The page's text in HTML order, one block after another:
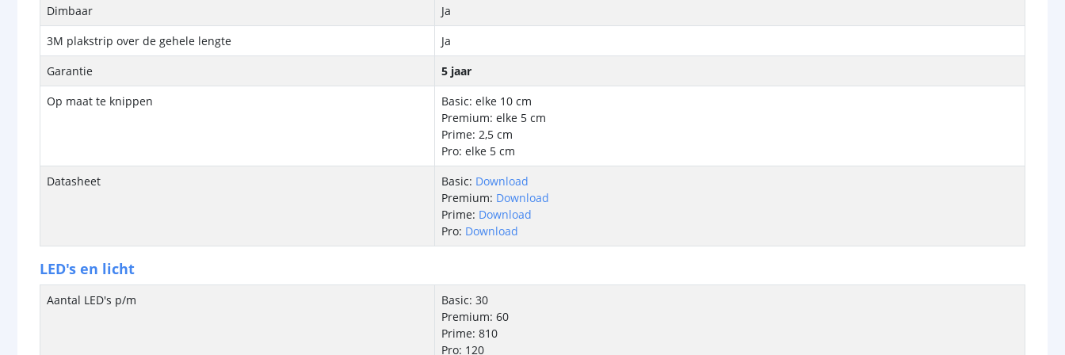
Dimbaar
Ja
3M plakstrip over de gehele lengte
Ja
Garantie
5 jaar
Op maat te knippen
Basic: elke 10 cm
Premium: elke 5 cm
Prime: 2,5 cm
Pro: elke 5 cm
Datasheet
Basic: Download
Premium: Download
Prime: Download
Pro: Download
LED's en licht
Aantal LED's p/m
Basic: 30
Premium: 60
Prime: 810
Pro: 120